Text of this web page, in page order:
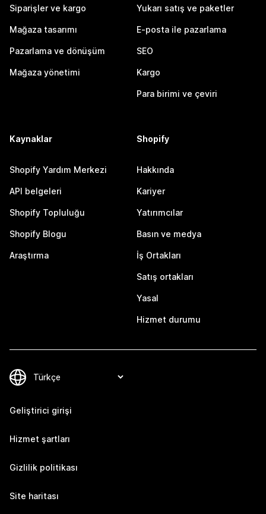
Siparişler ve kargo
Mağaza tasarımı
Pazarlama ve dönüşüm
Mağaza yönetimi
Yukarı satış ve paketler
E-posta ile pazarlama
SEO
Kargo
Para birimi ve çeviri
Kaynaklar
Shopify Yardım Merkezi
API belgeleri
Shopify Topluluğu
Shopify Blogu
Araştırma
Shopify
Hakkında
Kariyer
Yatırımcılar
Basın ve medya
İş Ortakları
Satış ortakları
Yasal
Hizmet durumu
Geliştirici girişi
Hizmet şartları
Gizlilik politikası
Site haritası